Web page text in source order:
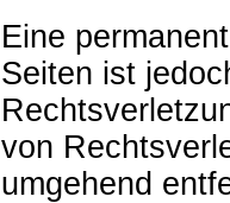
Eine
Seiten ist
von
umgehend